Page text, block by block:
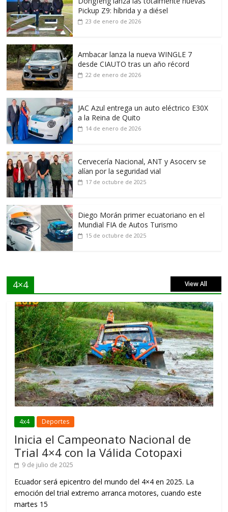
Pickup Z9: híbrida y a diésel
23 de enero de 2026
Ambacar lanza la nueva WINGLE 7
desde CIAUTO tras un año récord
22 de enero de 2026
JAC Azul entrega un auto eléctrico E30X
a la Reina de Quito
14 de enero de 2026
Cervecería Nacional, ANT y Asocerv se
alían por la seguridad vial
17 de octubre de 2025
Diego Morán primer ecuatoriano en el
Mundial FIA de Autos Turismo
15 de octubre de 2025
4×4 View All
4x4 Deportes
Inicia el Campeonato Nacional de
Trial 4×4 con la Válida Cotopaxi
9 de julio de 2025
Ecuador será epicentro del mundo del 4×4 en 2025. La
emoción del trial extremo arranca motores, cuando este
martes 15